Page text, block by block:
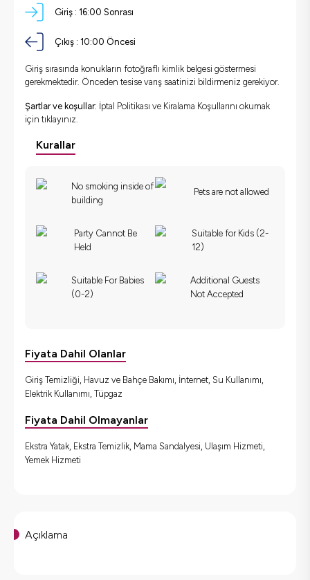
Giriş : 16:00 Sonrası
Çıkış : 10:00 Öncesi
Giriş sırasında konukların fotoğraflı kimlik belgesi göstermesi
gerekmektedir. Önceden tesise varış saatinizi bildirmeniz gerekiyor.
Şartlar ve koşullar: İptal Politikası ve Kiralama Koşullarını okumak
için tıklayınız.
Kurallar
No smoking inside of
building
Pets are not allowed
Party Cannot Be
Held
Suitable for Kids (2-
12)
Suitable For Babies
(0-2)
Additional Guests
Not Accepted
Fiyata Dahil Olanlar
Giriş Temizliği, Havuz ve Bahçe Bakımı, İnternet, Su Kullanımı,
Elektrik Kullanımı, Tüpgaz
Fiyata Dahil Olmayanlar
Ekstra Yatak, Ekstra Temizlik, Mama Sandalyesi, Ulaşım Hizmeti,
Yemek Hizmeti
Açıklama